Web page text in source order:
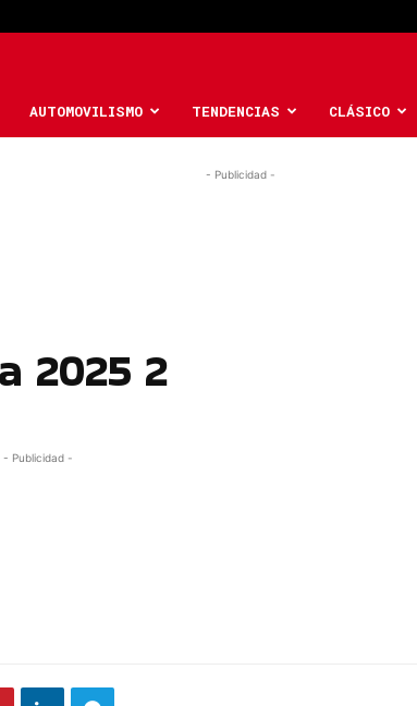
AUTOMOVILISMO TENDENCIAS CLÁSICO
- Publicidad -
2025 2
- Publicidad -